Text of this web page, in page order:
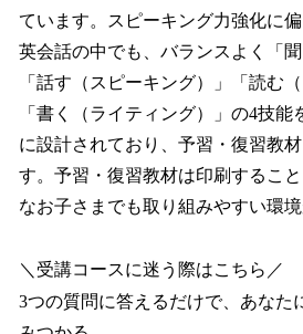
ています。スピーキング力強化に
英会話の中でも、バランスよく「聞
「話す（スピーキング）」「読む
「書く（ライティング）」の4技能
に設計されており、予習・復習教
す。予習・復習教材は印刷するこ
なお子さまでも取り組みやすい環境
＼受講コースに迷う際はこちら／
3つの質問に答えるだけで、あなた